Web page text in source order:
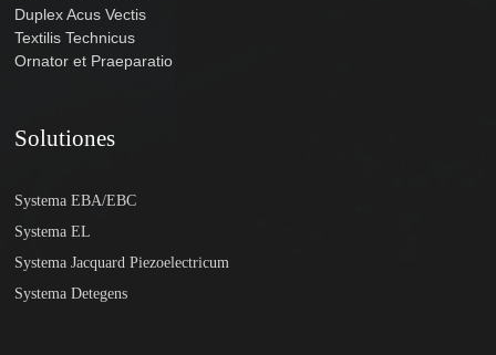
Duplex Acus Vectis
Textilis Technicus
Ornator et Praeparatio
Solutiones
Systema EBA/EBC
Systema EL
Systema Jacquard Piezoelectricum
Systema Detegens